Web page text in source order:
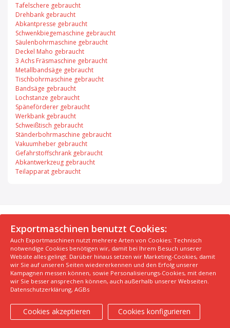
Tafelschere gebraucht
Drehbank gebraucht
Abkantpresse gebraucht
Schwenkbiegemaschine gebraucht
Säulenbohrmaschine gebraucht
Deckel Maho gebraucht
3 Achs Fräsmaschine gebraucht
Metallbandsäge gebraucht
Tischbohrmaschine gebraucht
Bandsäge gebraucht
Lochstanze gebraucht
Späneförderer gebraucht
Werkbank gebraucht
Schweißtisch gebraucht
Ständerbohrmaschine gebraucht
Vakuumheber gebraucht
Gefahrstoffschrank gebraucht
Abkantwerkzeug gebraucht
Teilapparat gebraucht
© 2026 Exportmaschinen.de
Über uns
AGB Datenschutzerklärung
FAQ
Impressum
Hersteller
Unsere Top Maschinen #1
Unsere Top Maschinen #2
Unsere Top Maschinen #3
Kontaktiere uns
Kindergarten in der Nähe finden
Exportmaschinen benutzt Cookies:
Auch Exportmaschinen nutzt mehrere Arten von Cookies: Technisch
notwendige Cookies benötigen wir, damit bei Ihrem Besuch unserer
Website alles gelingt. Darüber hinaus setzen wir Marketing-Cookies, damit
wir Sie auf unseren Seiten wiedererkennen und den Erfolg unserer
Kampagnen messen können, sowie Personalisierungs-Cookies, mit denen
wir Sie besser ansprechen können, auch außerhalb unserer Webseiten.
Datenschutzerklärung, AGBs
Cookies akzeptieren Cookies konfigurieren